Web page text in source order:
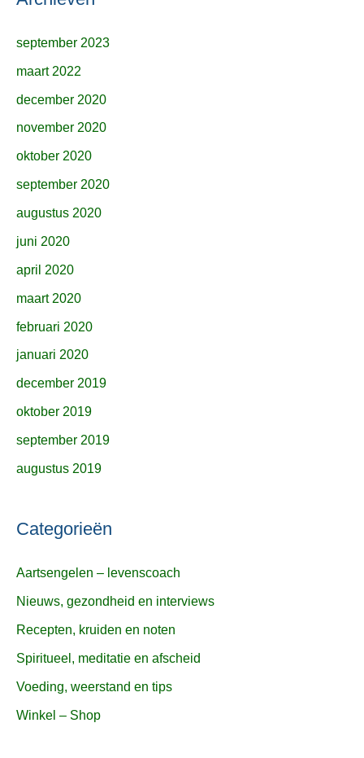
september 2023
maart 2022
december 2020
november 2020
oktober 2020
september 2020
augustus 2020
juni 2020
april 2020
maart 2020
februari 2020
januari 2020
december 2019
oktober 2019
september 2019
augustus 2019
Categorieën
Aartsengelen – levenscoach
Nieuws, gezondheid en interviews
Recepten, kruiden en noten
Spiritueel, meditatie en afscheid
Voeding, weerstand en tips
Winkel – Shop